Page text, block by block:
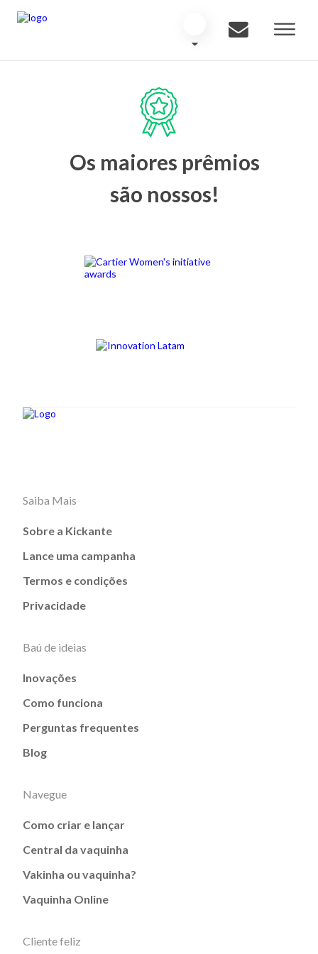
Os maiores prêmios
são nossos!
Saiba Mais
Sobre a Kickante
Lance uma campanha
Termos e condições
Privacidade
Baú de ideias
Inovações
Como funciona
Perguntas frequentes
Blog
Navegue
Como criar e lançar
Central da vaquinha
Vakinha ou vaquinha?
Vaquinha Online
Cliente feliz